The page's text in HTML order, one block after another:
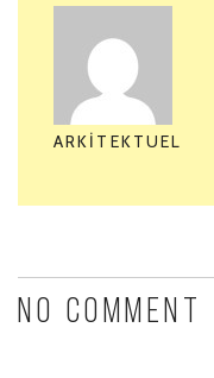
ARKITEKTUEL
NO COMMENT